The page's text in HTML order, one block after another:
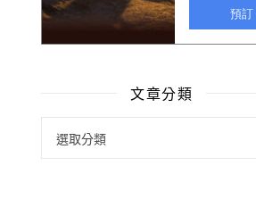
文章分類